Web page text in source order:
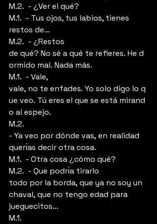
M.2.  - ¿Ver el qué?
M.1.  - Tus ojos, tus labios, tienes
restos de…
M.2.  - ¿Restos
de qué? No sé a qué te refieres. He d
ormido mal. Nada más.
M.1.  - Vale,
vale, no te enfades. Yo solo digo lo q
ue veo. Tú eres el que se está mirand
o al espejo.
M.2.
- Ya veo por dónde vas, en realidad
querı́as decir otra cosa.
M.1.  - Otra cosa ¿cómo qué?
M.2.  - Que podrı́a tirarlo
todo por la borda, que ya no soy un
chaval, que no tengo edad para
jueguecitos…
M.1.